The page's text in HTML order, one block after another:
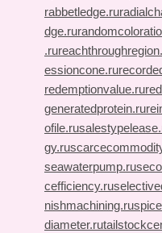
rabbetledge.ru
dge.ru
.ru
essioncone.ru
redemptionvalue.ru
generatedprotein.ru
ofile.ru
gy.ru
seawaterpump.ru
cefficiency.ru
nishmachining.ru
diameter.ru